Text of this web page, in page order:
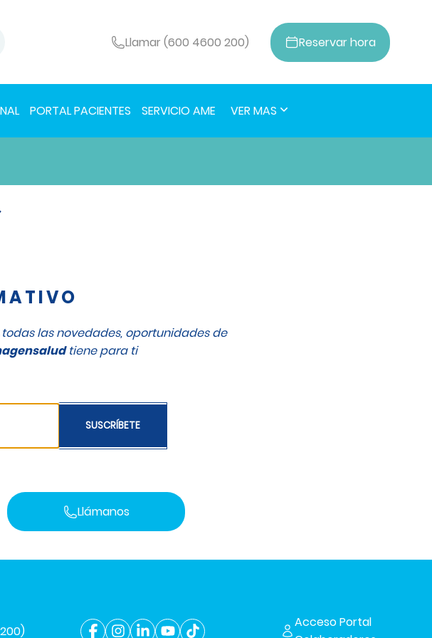
Llamar (600 4600 200) Reservarhora
PORTAL PACIENTES SERVICIO AME VER MAS
las novedades, oportunidades de
tiene para ti
SUSCRÍBETE
Llámanos
Acceso Portal